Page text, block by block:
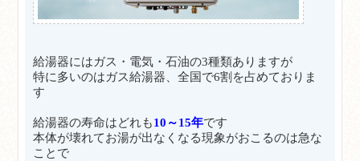
給湯器にはガス・電気・石油の3種類ありますが
特に多いのはガス給湯器、全国で6割を占めておりま
す
給湯器の寿命はどれも10～15年です
本体が壊れてお湯が出なくなる現象がおこるのは急な
ことで